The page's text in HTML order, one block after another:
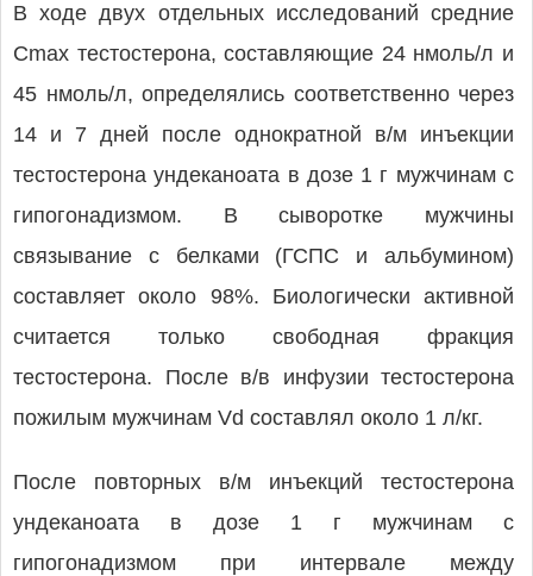
В ходе двух отдельных исследований средние
Cmax тестостерона, составляющие 24 нмоль/л и
45 нмоль/л, определялись соответственно через
14 и 7 дней после однократной в/м инъекции
тестостерона ундеканоата в дозе 1 г мужчинам с
гипогонадизмом. В сыворотке мужчины
связывание с белками (ГСПС и альбумином)
составляет около 98%. Биологически активной
считается только свободная фракция
тестостерона. После в/в инфузии тестостерона
пожилым мужчинам Vd составлял около 1 л/кг.
После повторных в/м инъекций тестостерона
ундеканоата в дозе 1 г мужчинам с
гипогонадизмом при интервале между